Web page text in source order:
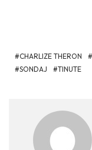
CHARLIZE THERON
SONDAJ
TINUTE